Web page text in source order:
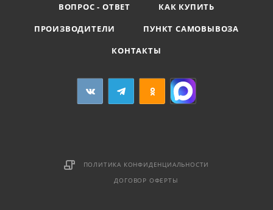
ВОПРОС - ОТВЕТ
КАК КУПИТЬ
ПРОИЗВОДИТЕЛИ
ПУНКТ САМОВЫВОЗА
КОНТАКТЫ
ПОЛИТИКА КОНФИДЕНЦИАЛЬНОСТИ
ДОГОВОР ОФЕРТЫ